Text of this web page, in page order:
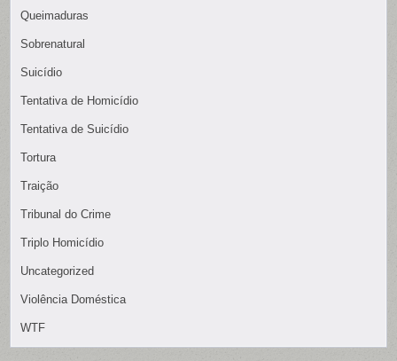
Queimaduras
Sobrenatural
Suicídio
Tentativa de Homicídio
Tentativa de Suicídio
Tortura
Traição
Tribunal do Crime
Triplo Homicídio
Uncategorized
Violência Doméstica
WTF